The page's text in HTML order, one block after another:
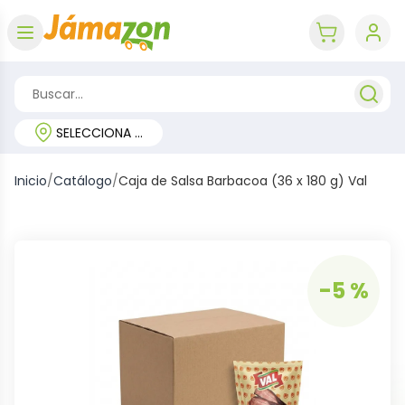
SELECCIONA TU REGIÓN
Inicio/Catálogo/Caja de Salsa Barbacoa (36 x 180 g) Val
-5 %